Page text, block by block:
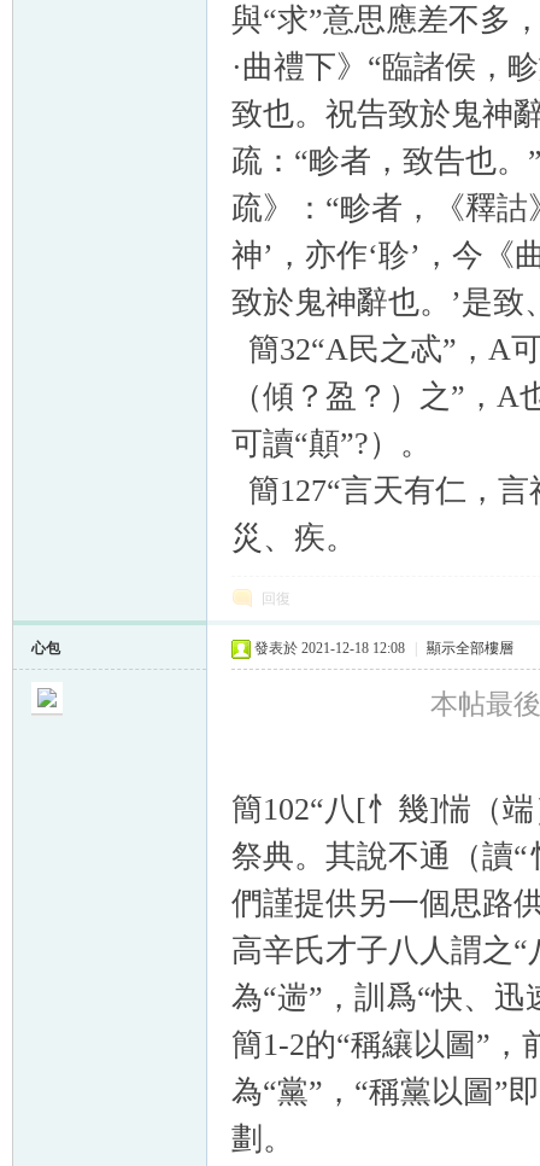
與“求”意思應差不多
·曲禮下》“臨諸侯，
致也。祝告致於鬼神
疏：“畛者，致告也。
疏》：“畛者，《釋詁
神’，亦作‘聄’，今《
致於鬼神辭也。’是
簡32“A民之忒”，A
（傾？盈？）之”，
可讀“顛”?）。
簡127“言天有仁，
災、疾。
回復
心包 發表於 2021-12-18 12:08 顯示全部樓層
本帖最
簡102“八[忄幾]惴（
祭典。其說不通（讀“
們謹提供另一個思路
高辛氏才子八人謂之
為“遄”，訓爲“快、迅
簡1-2的“稱纕以圖”，
為“黨”，“稱黨以圖”
劃。